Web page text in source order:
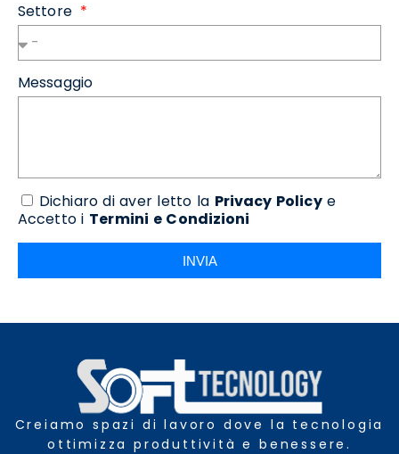
Settore
Messaggio
Dichiaro di aver letto la Privacy Policye
Accetto i Termini e Condizioni
INVIA
Creiamo spazi di lavoro dove la tecnologia
ottimizza produttività e benessere.